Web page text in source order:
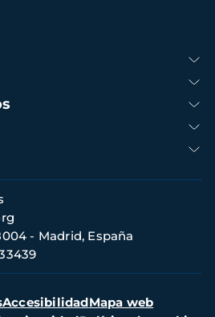
- Madrid, España
AccesibilidadMapa web